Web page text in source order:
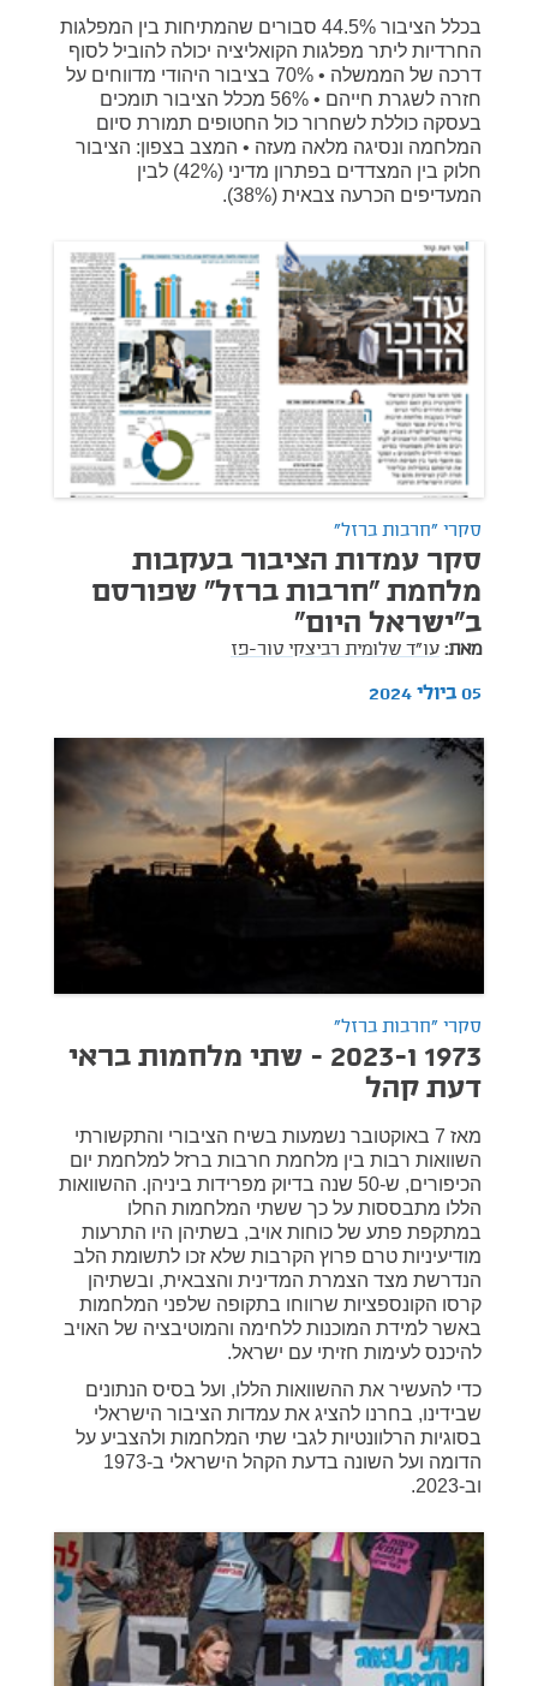
בכלל הציבור 44.5% סבורים שהמתיחות בין המפלגות
החרדיות ליתר מפלגות הקואליציה יכולה להוביל לסוף
דרכה של הממשלה • 70% בציבור היהודי מדווחים על
חזרה לשגרת חייהם • 56% מכלל הציבור תומכים
בעסקה כוללת לשחרור כול החטופים תמורת סיום
המלחמה ונסיגה מלאה מעזה • המצב בצפון: הציבור
חלוק בין המצדדים בפתרון מדיני (42%) לבין
המעדיפים הכרעה צבאית (38%).
סקרי "חרבות ברזל"
סקר עמדות הציבור בעקבות
מלחמת "חרבות ברזל" שפורסם
ב"ישראל היום"
מאת: עו"ד שלומית רביצקי טור-פז
05 ביולי 2024
סקרי "חרבות ברזל"
1973 ו-2023 - שתי מלחמות בראי
דעת קהל
מאז 7 באוקטובר נשמעות בשיח הציבורי והתקשורתי
השוואות רבות בין מלחמת חרבות ברזל למלחמת יום
הכיפורים, ש-50 שנה בדיוק מפרידות ביניהן. ההשוואות
הללו מתבססות על כך ששתי המלחמות החלו
במתקפת פתע של כוחות אויב, בשתיהן היו התרעות
מודיעיניות טרם פרוץ הקרבות שלא זכו לתשומת הלב
הנדרשת מצד הצמרת המדינית והצבאית, ובשתיהן
קרסו הקונספציות שרווחו בתקופה שלפני המלחמות
באשר למידת המוכנות ללחימה והמוטיבציה של האויב
להיכנס לעימות חזיתי עם ישראל.
כדי להעשיר את ההשוואות הללו, ועל בסיס הנתונים
שבידינו, בחרנו להציג את עמדות הציבור הישראלי
בסוגיות הרלוונטיות לגבי שתי המלחמות ולהצביע על
הדומה ועל השונה בדעת הקהל הישראלי ב-1973
וב-2023.